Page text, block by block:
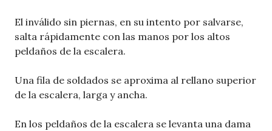
El inválido sin piernas, en su intento por salvarse,
salta rápidamente con las manos por los altos
peldaños de la escalera.
Una fila de soldados se aproxima al rellano superior
de la escalera, larga y ancha.
En los peldaños de la escalera se levanta una dama